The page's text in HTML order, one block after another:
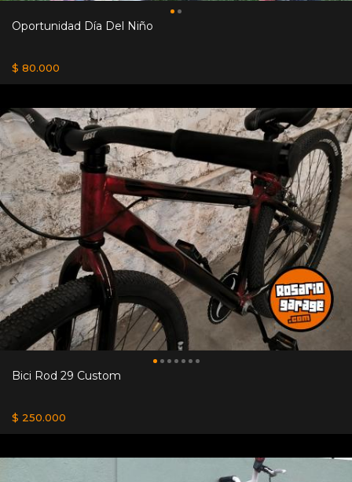
Oportunidad Día Del Niño
$ 80.000
Bici Rod 29 Custom
$ 250.000